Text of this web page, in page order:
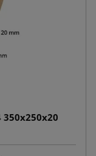
350x250x20